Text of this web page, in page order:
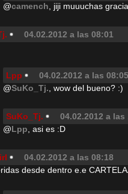
@camench , jiji muuuchas
04.02.2012 a las 08:01
Lpp
04.02.2012 a las 08:05
@SuKo_Tj. , wow del bueno? :)
SuKo_Tj.
04.02.2012 a las
@Lpp , asi es :D
04.02.2012 a las 08:18
desde dentro e.e